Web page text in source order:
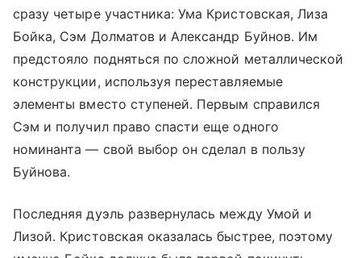
сразу четыре участника: Ума Кристовская, Лиза
Бойка, Сэм Долматов и Александр Буйнов. Им
предстояло подняться по сложной металлической
конструкции, используя переставляемые
элементы вместо ступеней. Первым справился
Сэм и получил право спасти еще одного
номинанта — свой выбор он сделал в пользу
Буйнова.
Последняя дуэль развернулась между Умой и
Лизой. Кристовская оказалась быстрее, поэтому